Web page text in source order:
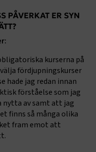
PÅVERKAT ER SYN
kurserna på
fördjupningskurser
hade jag redan innan
förståelse som jag
nytta av samt att jag
finns så många olika
fram emot att